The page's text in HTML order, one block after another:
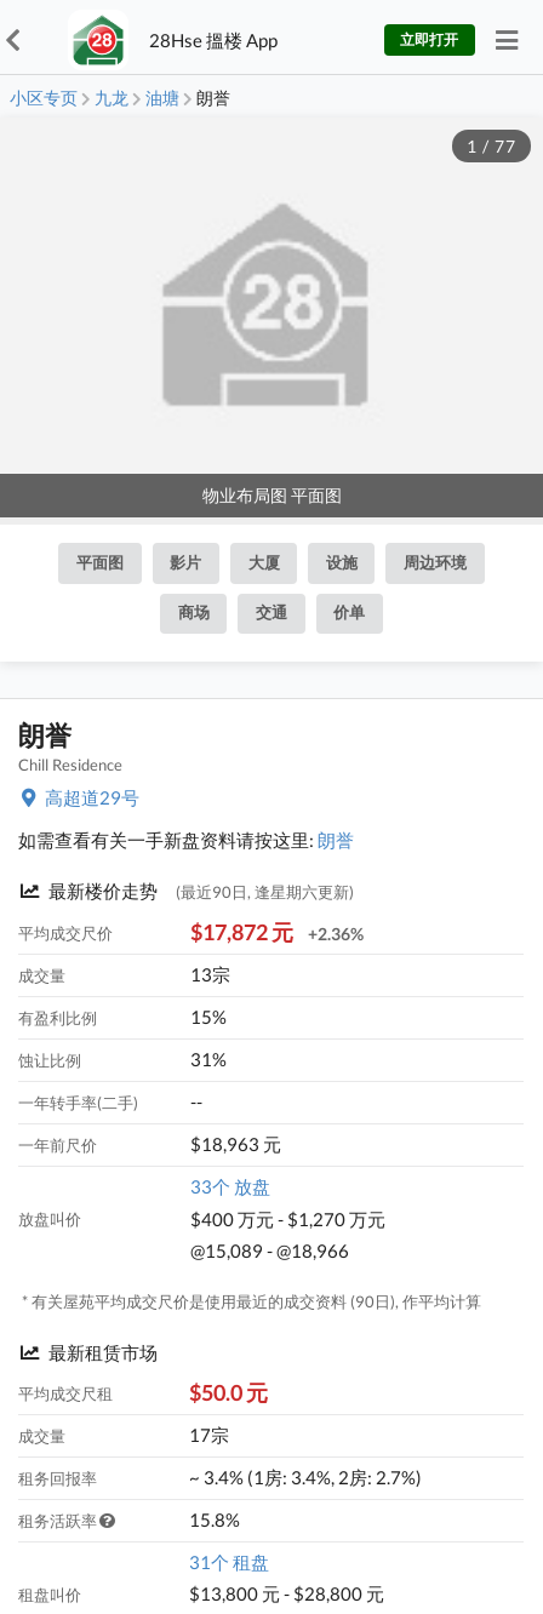
28Hse 搵楼 App 立即打开
小区专页 九龙 油塘 朗誉
物业布局图 平面图
1 / 77
平面图 影片 大厦 设施 周边环境
商场 交通 价单
朗誉
Chill Residence
高超道29号
如需查看有关一手新盘资料请按这里:朗誉
最新楼价走势 (最近90日, 逢星期六更新)
平均成交尺价 $17,872 元 +2.36%
成交量 13宗
有盈利比例 15%
蚀让比例 31%
一年转手率(二手) --
一年前尺价 $18,963 元
放盘叫价
33个 放盘
$400 万元 - $1,270 万元
@15,089 - @18,966
* 有关屋苑平均成交尺价是使用最近的成交资料 (90日), 作平均计算
最新租赁市场
平均成交尺租 $50.0 元
成交量 17宗
租务回报率 ~ 3.4% (1房: 3.4%, 2房: 2.7%)
租务活跃率 15.8%
租盘叫价
31个 租盘
$13,800 元 - $28,800 元